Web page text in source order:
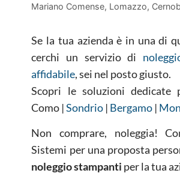
Mariano Comense, Lomazzo,
Se la tua azienda è in una di
cerchi un servizio di
affidabile, sei nel posto giusto.
Scopri le soluzioni dedicate
Como |Sondrio | Bergamo |
Non comprare, noleggia!
Sistemi per una proposta
noleggio stampanti per la tua